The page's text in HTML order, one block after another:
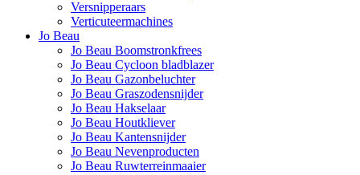
Versnipperaars
Verticuteermachines
Jo Beau
Jo Beau Boomstronkfrees
Jo Beau Cycloon bladblazer
Jo Beau Gazonbeluchter
Jo Beau Graszodensnijder
Jo Beau Hakselaar
Jo Beau Houtkliever
Jo Beau Kantensnijder
Jo Beau Nevenproducten
Jo Beau Ruwterreinmaaier